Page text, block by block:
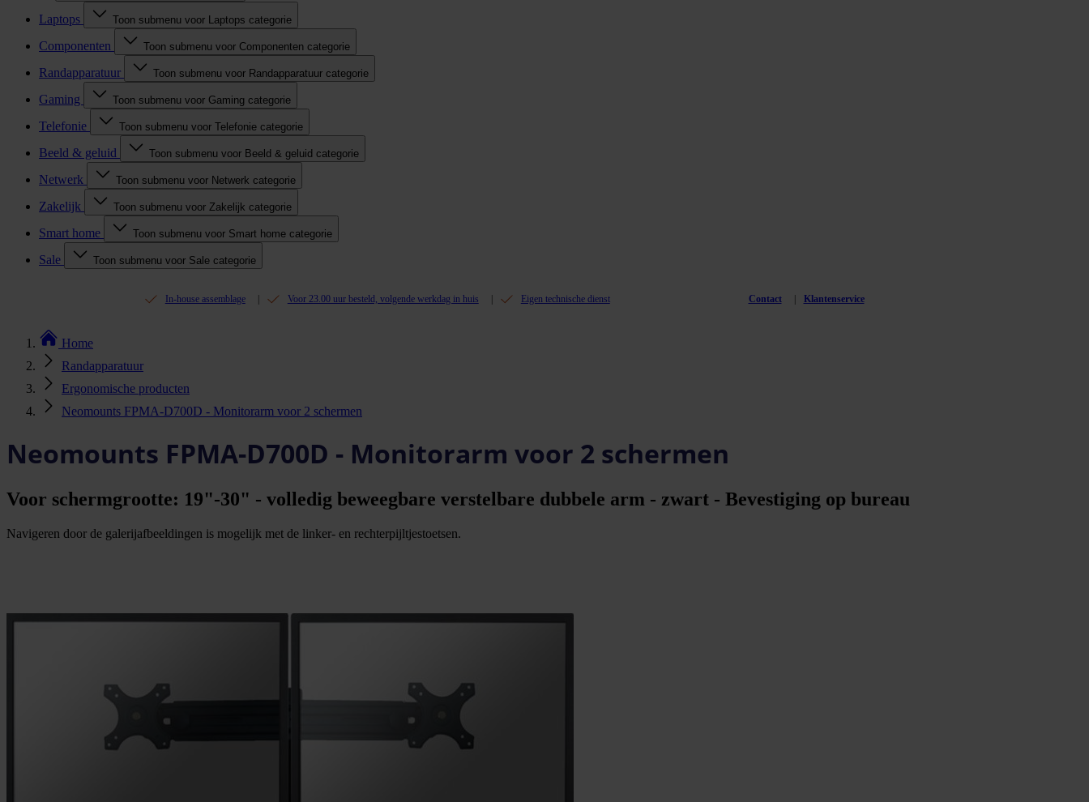
Laptops Toon submenu voor Laptops categorie
Componenten Toon submenu voor Componenten categorie
Randapparatuur Toon submenu voor Randapparatuur categorie
Gaming Toon submenu voor Gaming categorie
Telefonie Toon submenu voor Telefonie categorie
Beeld & geluid Toon submenu voor Beeld & geluid categorie
Netwerk Toon submenu voor Netwerk categorie
Zakelijk Toon submenu voor Zakelijk categorie
Smart home Toon submenu voor Smart home categorie
Sale Toon submenu voor Sale categorie
In-house assemblage Voor 23.00 uur besteld, volgende werkdag in huis Eigen technische dienst Contact Klantenservice
Home
Randapparatuur
Ergonomische producten
Neomounts FPMA-D700D - Monitorarm voor 2 schermen
Neomounts FPMA-D700D - Monitorarm voor 2 schermen
Voor schermgrootte: 19"-30" - volledig beweegbare verstelbare dubbele arm - zwart - Bevestiging op bureau
Navigeren door de galerijafbeeldingen is mogelijk met de linker- en rechterpijltjestoetsen.